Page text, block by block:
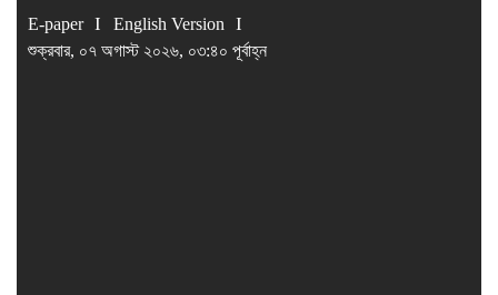
E-paper
English Version
শুক্রবার, ০৭ অগাস্ট ২০২৬, ০৩:৪০ পূর্বাহ্ন